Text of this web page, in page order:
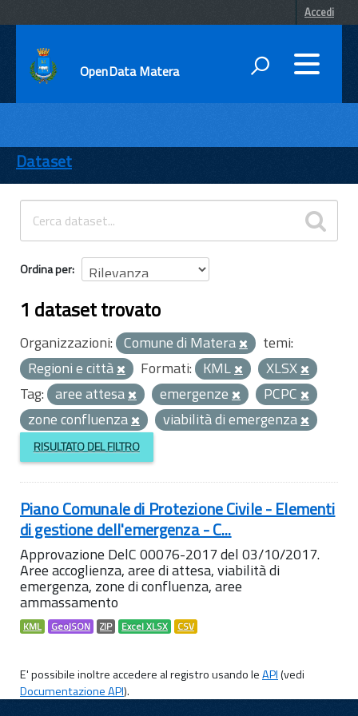
Accedi
OpenData Matera
ENTI
TEMI
INFORMAZIONI
Dataset
Ordina per
1 dataset trovato
Organizzazioni: Comune di Matera
temi:
Regioni e città
Formati: KML
XLSX
Tag: aree attesa emergenze
PCPC
zone confluenza
viabilità di emergenza
RISULTATO DEL FILTRO
Piano Comunale di Protezione Civile - Elementi
di gestione dell'emergenza - C...
Approvazione DelC 00076-2017 del 03/10/2017.
Aree accoglienza, aree di attesa, viabilità di
emergenza, zone di confluenza, aree
ammassamento
KML GeoJSON ZIP Excel XLSX CSV
E' possibile inoltre accedere al registro usando leAPI(vedi
Documentazione API).